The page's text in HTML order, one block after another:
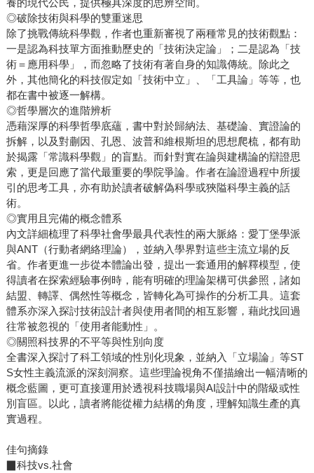
養的現代公民，提供極具深度的思辨空間。
◎破除技術與科學的雙重迷思
除了挑戰傳統科學觀，作者也重新審視了兩種常見的技術觀點：
一是認為科技單方面推動歷史的「技術決定論」；二是認為「技
術＝應用科學」，而忽略了技術有著自身的知識傳統。除此之
外，其他簡化的科技假定如「技術中立」、「工具論」等等，也
都在書中被逐一解構。
◎哲學層次的進階辨析
憑藉深厚的科學哲學底蘊，書中對於歸納法、基礎論、實證論的
拆解，以及對蒯因、孔恩、波普和維根斯坦的思想爬梳，都有助
於揭露「常識科學觀」的盲點。而針對實在論與建構論的辯證思
索，更是回應了當代最重要的學院爭論。作者在論證過程中所援
引的思考工具，亦有助於讀者破解偽科學或狹隘科學主義的話
術。
◎實用且完備的概念體系
內文詳細梳理了科學社會學最具代表性的兩大脈絡：愛丁堡學派
與ANT（行動者網絡理論），並納入學界對這些主流立場的反
省。作者更進一步從本體論出發，提出一套通用的解釋模型，使
得讀者在探索經驗事例時，能有明確的理論架構可供參照，諸如
結盟、轉譯、偶然性等概念，皆轉化為可操作的分析工具。這套
體系亦深入探討技術設計者與使用者間的相互影響，藉此找回過
往常被忽視的「使用者能動性」。
◎關照科技界的不平等與性別向度
全書深入探討了科工領域的性別化現象，並納入「立場論」等ST
S女性主義流派的深刻洞察。這些理論視角不僅描繪出一幅清晰的
概念藍圖，更可直接運用於透視科技職場與AI設計中的階級或性
別盲區。以此，讀者將能從權力結構的角度，理解知識生產的真
實過程。
佳句摘錄
▉科技vs.社會